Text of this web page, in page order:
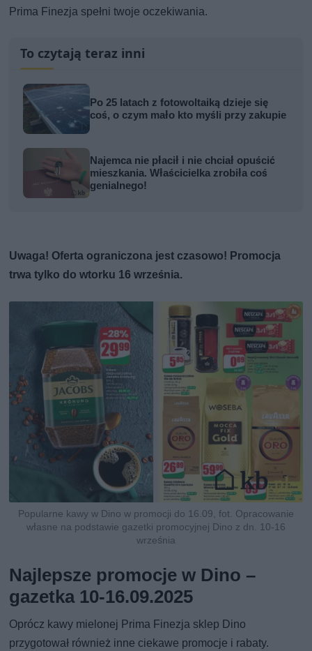
Prima Finezja spełni twoje oczekiwania.
To czytają teraz inni
Po 25 latach z fotowoltaiką dzieje się
coś, o czym mało kto myśli przy zakupie
Najemca nie płacił i nie chciał opuścić
mieszkania. Właścicielka zrobiła coś
genialnego!
Uwaga! Oferta ograniczona jest czasowo! Promocja
trwa tylko do wtorku 16 września.
Popularne kawy w Dino w promocji do 16.09, fot. Opracowanie
własne na podstawie gazetki promocyjnej Dino z dn. 10-16
września
Najlepsze promocje w Dino –
gazetka 10-16.09.2025
Oprócz kawy mielonej Prima Finezja sklep Dino
przygotował również inne ciekawe promocje i rabaty.